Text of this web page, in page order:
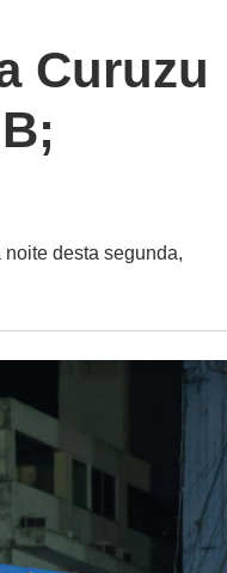
Curuzu
desta segunda,